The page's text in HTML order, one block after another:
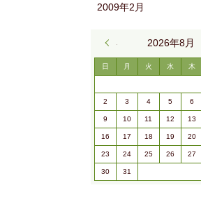
2009年2月
2026年8月
日 月 火 水 木
2 3 4 5 6
9 10 11 12 13
16 17 18 19 20
23 24 25 26 27
30 31